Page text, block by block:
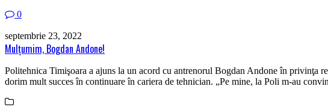
0
septembrie 23, 2022
Mulţumim, Bogdan Andone!
Politehnica Timişoara a ajuns la un acord cu antrenorul Bogdan Andone în privinţa
dorim mult succes în continuare în cariera de tehnician. „Pe mine, la Poli m-au